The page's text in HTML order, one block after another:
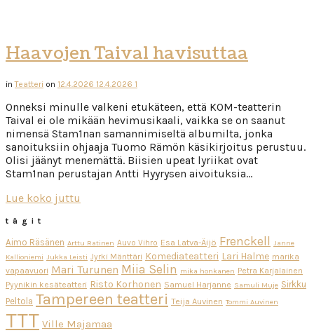
Haavojen Taival havisuttaa
inTeatteri on 12.4.2026 12.4.2026 1
Onneksi minulle valkeni etukäteen, että KOM-teatterin
Taival ei ole mikään hevimusikaali, vaikka se on saanut
nimensä Stam1nan samannimiseltä albumilta, jonka
sanoituksiin ohjaaja Tuomo Rämön käsikirjoitus perustuu.
Olisi jäänyt menemättä. Biisien upeat lyriikat ovat
Stam1nan perustajan Antti Hyyrysen aivoituksia…
Lue koko juttu
tägit
Aimo Räsänen Arttu Ratinen Auvo Vihro Esa Latva-Äijö Frenckell
Janne
Kallioniemi
Jukka Leisti Jyrki Mänttäri Komediateatteri Lari Halme marika
vapaavuori Mari Turunen Miia Selin mika honkanen Petra Karjalainen
Pyynikin kesäteatteri Risto Korhonen Samuel Harjanne Samuli Muje Sirkku
Peltola Tampereen teatteri Teija Auvinen Tommi Auvinen
TTT Ville Majamaa